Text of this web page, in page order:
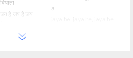
विधाता
जय हे जय हे जय
जय जय जय जय
a